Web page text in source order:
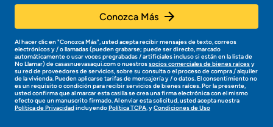
Obtener ofertas por mi casa
a
t
a
r
á
p
r
o
n
t
Conozca Más
Al hacer clic en "Conozca Más", usted acepta recibir mensajes de texto, correos
electrónicos y / o llamadas (pueden grabarse; puede ser directo, marcado
automáticamente o usar voces pregrabadas / artificiales incluso si están en la lista de
No Llamar) de casasnuevasaqui.com o nuestrossocios comerciales de bienes raícesy
su red de proveedores de servicios, sobre su consulta o el proceso de compra / alquiler
de la vivienda. Pueden aplicarse tarifas de mensajería y / o datos. El consentimiento no
es un requisito o condición para recibir servicios de bienes raíces. Por la presente,
usted confirma que al marcar esta casilla se crea una firma electrónica con el mismo
efecto que un manuscrito firmado. Al enviar esta solicitud, usted acepta nuestra
Política de PrivacidadincluyendoPolítica TCPA, yCondiciones de Uso